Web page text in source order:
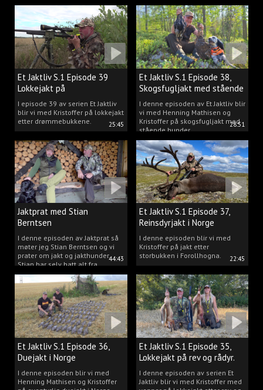
25:45
Et Jaktliv S.1 Episode 39
Lokkejakt på
drømmebukkene
I episode 39 av serien Et Jaktliv
blir vi med Kristoffer på lokkejakt
etter drømmebukkene.
28:51
Et Jaktliv S.1 Episode 38,
Skogsfugljakt med stående
hunder.
I denne episoden av Et Jaktliv blir
vi med Henning Mathisen og
Kristoffer på skogsfugljakt med
stående hunder.
44:43
Jaktprat med Stian
Berntsen
I denne episoden av Jaktprat så
møter jeg Stian Berntsen og vi
prater om jakt og jakthunder.
Stian har selv hatt alt fra
støvere, til elghunder,
rådyrhunder, spetser, apportører
og stående fuglehunder.
22:45
Et Jaktliv S.1 Episode 37,
Reinsdyrjakt i Norge
I denne episoden blir vi med
Kristoffer på jakt etter
storbukken i Forollhogna.
Et Jaktliv S.1 Episode 36,
Duejakt i Norge
I denne episoden blir vi med
Henning Mathisen og Kristoffer
Et Jaktliv S.1 Episode 35,
Lokkejakt på rev og rådyr.
I denne episoden av serien Et
Jaktliv blir vi med Kristoffer med